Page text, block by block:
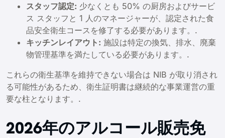
スタッフ認定: 少なくとも 50% の厨房およびサービ
ス スタッフと 1 人のマネージャーが、認定された食
品安全衛生コースを修了する必要があります。.
キッチンレイアウト: 施設は特定の換気、排水、廃棄
物管理基準を満たしている必要があります。.
これらの衛生基準を維持できない場合は NIB が取り消され
る可能性があるため、衛生証明書は継続的な事業運営の重
要な柱となります。.
2026年のアルコール販売免